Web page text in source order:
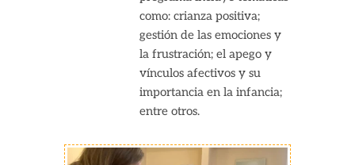
como: crianza positiva;
gestión de las emociones y
la frustración; el apego y
vínculos afectivos y su
importancia en la infancia;
entre otros.